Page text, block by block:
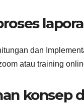
dan
atau training
konsep